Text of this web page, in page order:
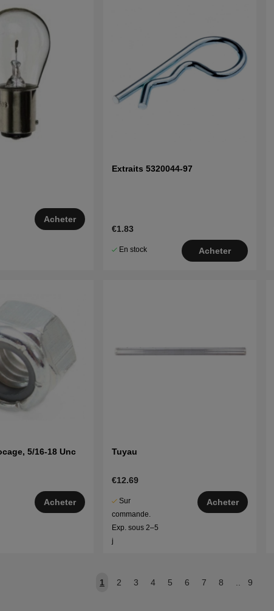
Acheter
Extraits 5320044-97
€1.83
En stock Acheter
5/16-18 Unc
Acheter
Tuyau
€12.69
Sur
commande.
Exp. sous 2–5
j
Acheter
1 2 3 4 5 6 7 8 .. 9